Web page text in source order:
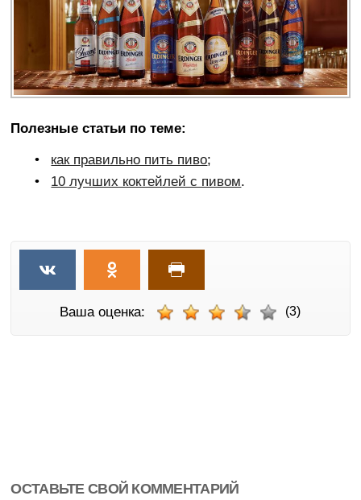
Полезные статьи по теме:
как правильно пить пиво;
10 лучших коктейлей с пивом.
Ваша оценка: (3)
ОСТАВЬТЕ СВОЙ КОММЕНТАРИЙ